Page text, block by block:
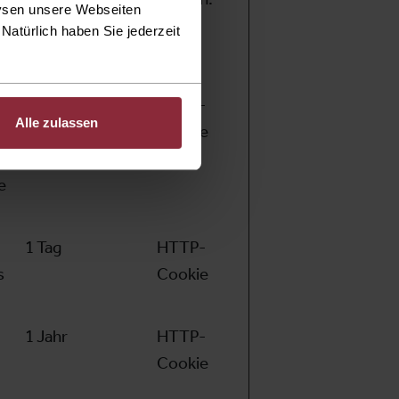
unsere Webseiten
haben Sie jederzeit
Alle zulassen
HTTP-
Cookie
1 Tag
HTTP-
Cookie
1 Jahr
HTTP-
Cookie